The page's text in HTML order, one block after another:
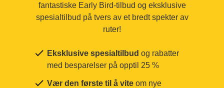
fantastiske Early Bird-tilbud og eksklusive
spesialtilbud på tvers av et bredt spekter av
ruter!
Eksklusive spesialtilbud og rabatter
med besparelser på opptil 25 %
Vær den første til å vite om nye